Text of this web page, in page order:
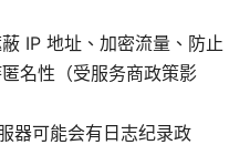
IP 地址、加密流量、防止
名性（受服务商政策影
器可能会有日志纪录政